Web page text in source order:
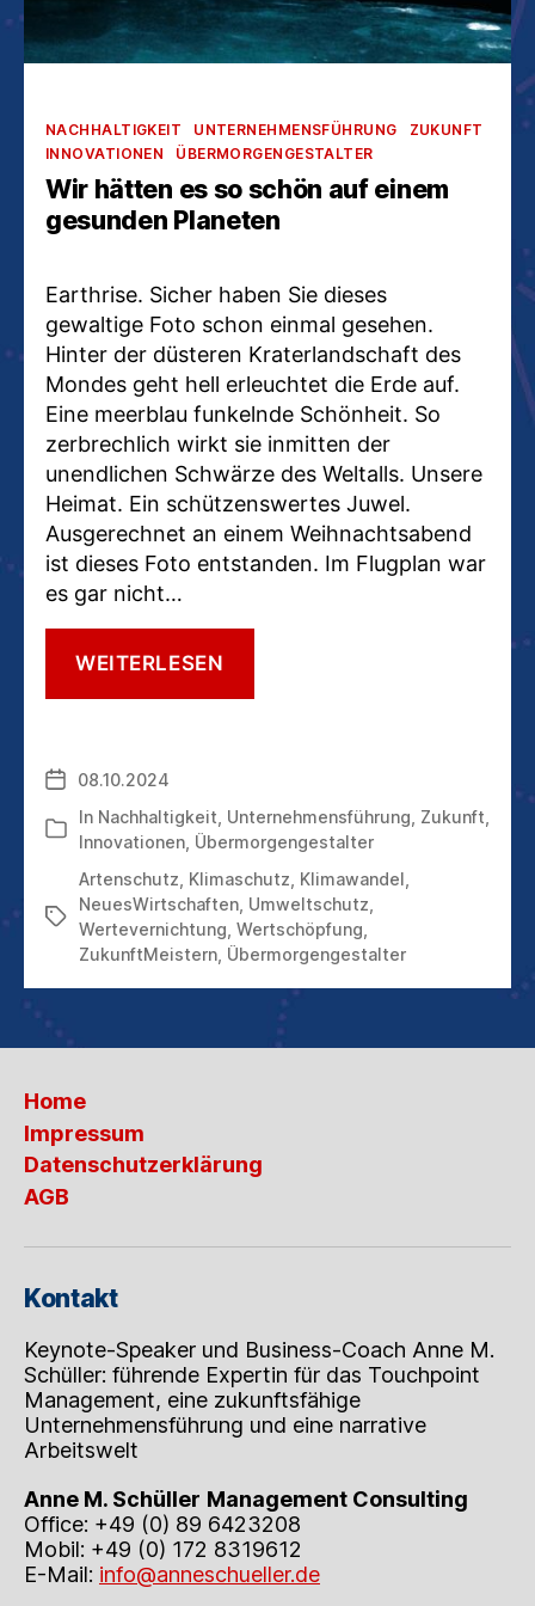
Kategorien
NACHHALTIGKEIT UNTERNEHMENSFÜHRUNG
ZUKUNFT
INNOVATIONEN
ÜBERMORGENGESTALTER
Wir hätten es so schön auf einem
gesunden Planeten
Earthrise. Sicher haben Sie dieses
gewaltige Foto schon einmal gesehen.
Hinter der düsteren Kraterlandschaft des
Mondes geht hell erleuchtet die Erde auf.
Eine meerblau funkelnde Schönheit. So
zerbrechlich wirkt sie inmitten der
unendlichen Schwärze des Weltalls. Unsere
Heimat. Ein schützenswertes Juwel.
Ausgerechnet an einem Weihnachtsabend
ist dieses Foto entstanden. Im Flugplan war
es gar nicht…
WEITERLESEN
EINEM
GESUNDEN
Veröffentlichungsdatum
08.10.2024
Kategorien
In Nachhaltigkeit Unternehmensführung Zukunft
Innovationen Übermorgengestalter
Schlagwörter
Artenschutz Klimaschutz Klimawandel
NeuesWirtschaften Umweltschutz
Wertevernichtung Wertschöpfung
ZukunftMeistern Übermorgengestalter
Home
Impressum
Datenschutzerklärung
AGB
Kontakt
Keynote-Speaker und Business-Coach Anne M.
Schüller: führende Expertin für das Touchpoint
Management, eine zukunftsfähige
Unternehmensführung und eine narrative
Arbeitswelt
Anne M. Schüller Management Consulting
Office: +49 (0) 89 6423208
Mobil: +49 (0) 172 8319612
E-Mail: info@anneschueller.de